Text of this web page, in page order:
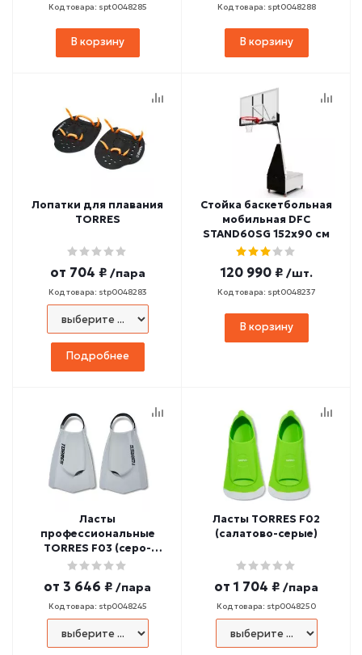
Код товара: spt0048285
В корзину
Код товара: spt0048288
В корзину
Лопатки для плавания
TORRES
от 704 ₽ /пара
Код товара: stp0048283
Подробнее
Стойка баскетбольная
мобильная DFC
STAND60SG 152x90 см
120 990 ₽ /шт.
Код товара: spt0048237
В корзину
Ласты
профессиональные
TORRES F03 (серо-
черные)
от 3 646 ₽ /пара
Код товара: stp0048245
Ласты TORRES F02
(салатово-серые)
от 1 704 ₽ /пара
Код товара: stp0048250